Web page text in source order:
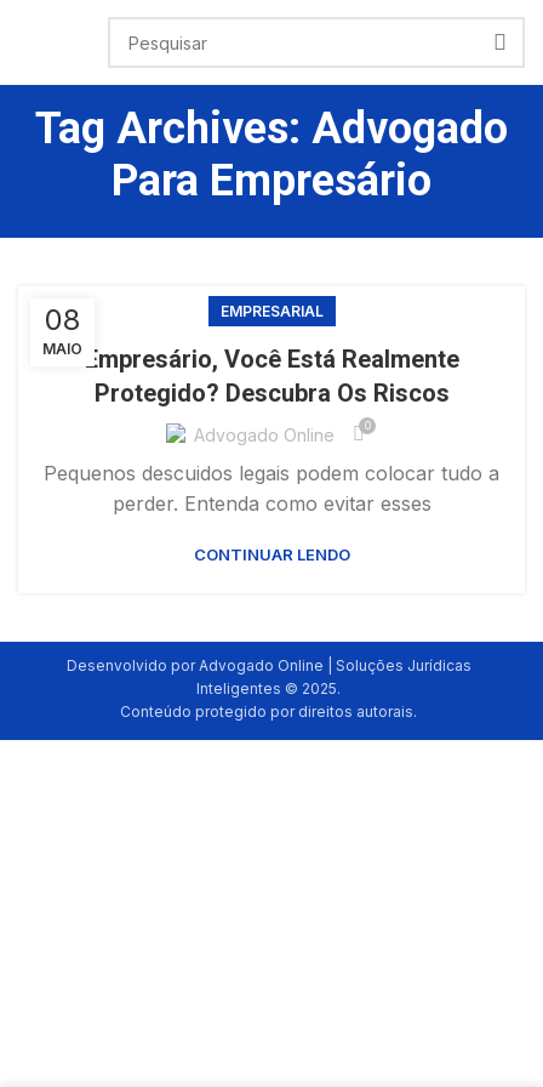
Tag Archives: Advogado
Para Empresário
08
MAIO
EMPRESARIAL
Empresário, Você Está Realmente
Protegido? Descubra Os Riscos
Advogado Online 0
Pequenos descuidos legais podem colocar tudo a
perder. Entenda como evitar esses
CONTINUAR LENDO
Desenvolvido por Advogado Online | Soluções Jurídicas
Inteligentes © 2025.
Conteúdo protegido por direitos autorais.